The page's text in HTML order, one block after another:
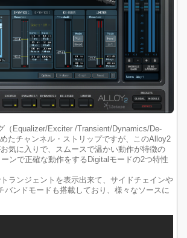
（Equalizer/Exciter /Transient/Dynamics/De-
たチャンネル・ストリップですが、このAlloy2
気に入りで、スムースで温かい動作が特徴の
ンで正確な動作をするDigitalモードの2つ特性
ランジェントを表示出来て、サイドチェインや
バンドモードも搭載しており、様々なソースに